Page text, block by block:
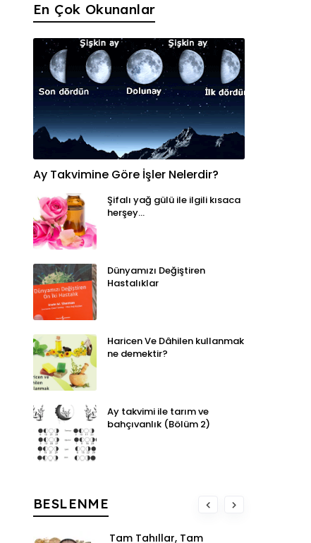
En Çok Okunanlar
Ay Takvimine Göre İşler Nelerdir?
Şifalı yağ gülü ile ilgili kısaca
herşey...
Dünyamızı Değiştiren
Hastalıklar
Haricen Ve Dâhilen kullanmak
ne demektir?
Ay takvimi ile tarım ve
bahçıvanlık (Bölüm 2)
BESLENME
Tam Tahıllar, Tam